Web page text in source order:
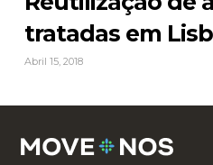
tratadas em
Abril 15, 2018